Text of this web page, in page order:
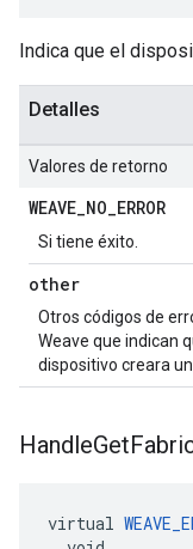
Indica que el
Detalles
Valores de retorno
WEAVE_NO_ERROR
Si tiene éxito.
other
Otros códigos de
Weave que indican
dispositivo creara
HandleGet
virtual